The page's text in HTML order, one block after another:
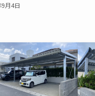
月4日